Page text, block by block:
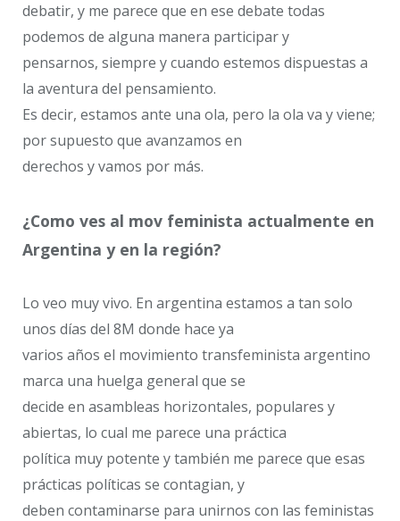
debatir, y me parece que en ese debate todas
podemos de alguna manera participar y
pensarnos, siempre y cuando estemos dispuestas a
la aventura del pensamiento.
Es decir, estamos ante una ola, pero la ola va y viene;
por supuesto que avanzamos en
derechos y vamos por más.
¿Como ves al mov feminista actualmente en
Argentina y en la región?
Lo veo muy vivo. En argentina estamos a tan solo
unos días del 8M donde hace ya
varios años el movimiento transfeminista argentino
marca una huelga general que se
decide en asambleas horizontales, populares y
abiertas, lo cual me parece una práctica
política muy potente y también me parece que esas
prácticas políticas se contagian, y
deben contaminarse para unirnos con las feministas